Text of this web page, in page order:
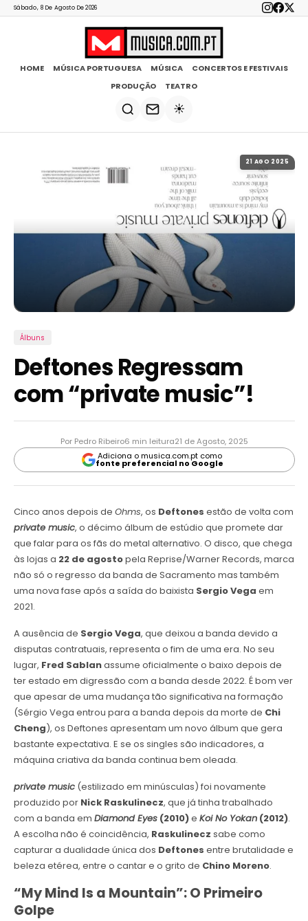
Sábado, 8 De Agosto De 2026
HOME MÚSICA PORTUGUESA MÚSICA
CONCERTOS E FESTIVAIS
PRODUÇÃO
TEATRO
☀️
21 AGO 2025
Álbuns
Deftones Regressam
com “private music”!
Por Pedro Ribeiro6 min leitura21 de Agosto, 2025
Adiciona o musica.com.pt como
fonte preferencial no Google
Cinco anos depois de Ohms, os Deftones estão de volta com
private music, o décimo álbum de estúdio que promete dar
que falar para os fãs do metal alternativo. O disco, que chega
às lojas a 22 de agostopela Reprise/Warner Records, marca
não só o regresso da banda de Sacramento mas também
uma nova fase após a saída do baixista Sergio Vega em
2021.
A ausência de Sergio Vega, que deixou a banda devido a
disputas contratuais, representa o fim de uma era. No seu
lugar, Fred Sablanassume oficialmente o baixo depois de
ter estado em digressão com a banda desde 2022. É bom ver
que apesar de uma mudança tão significativa na formação
(Sérgio Vega entrou para a banda depois da morte de Chi
Cheng), os Deftones apresentam um novo álbum que gera
bastante expectativa. E se os singles são indicadores, a
máquina criativa da banda continua bem oleada.
private music (estilizado em minúsculas) foi novamente
produzido por Nick Raskulinecz, que já tinha trabalhado
com a banda em Diamond Eyes(2010)e Koi No Yokan(2012).
A escolha não é coincidência, Raskulinecz sabe como
capturar a dualidade única dos Deftones entre brutalidade e
beleza etérea, entre o cantar e o grito de Chino Moreno.
“My Mind Is a Mountain”: O Primeiro
Golpe